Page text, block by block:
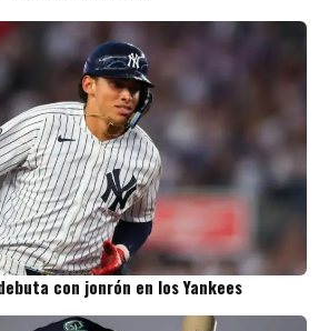
con jonrón en los Yankees